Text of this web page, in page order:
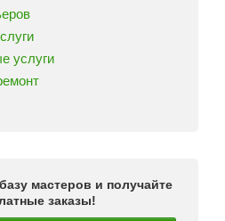
услуги
мастеров и получайте
заказы!